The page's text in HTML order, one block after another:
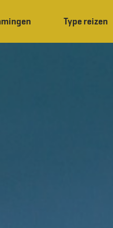
Type reizen